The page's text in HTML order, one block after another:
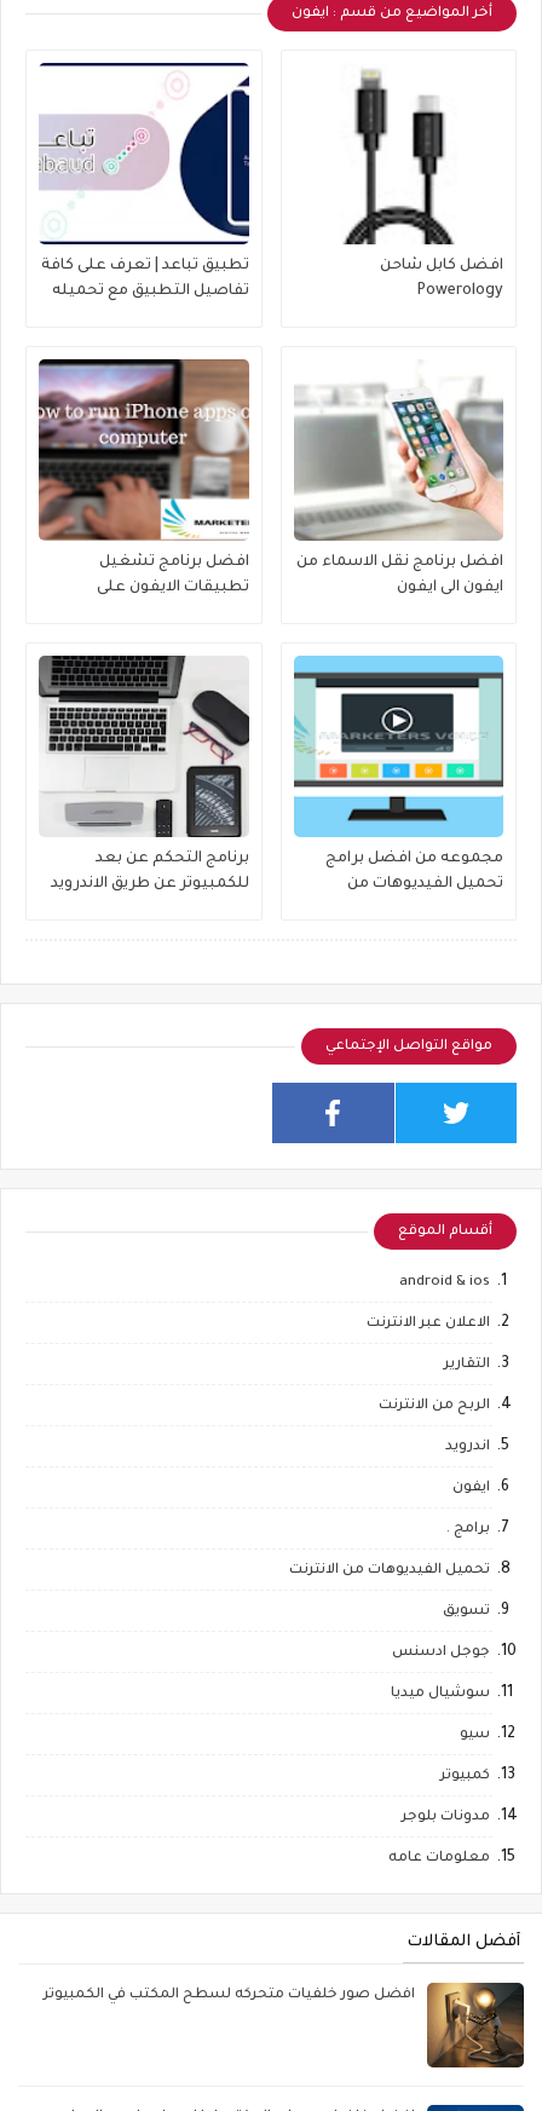
أخر المواضيع من قسم : ايفون
افضل كابل شاحن
Powerology
تطبيق تباعد | تعرف على كافة
تفاصيل التطبيق مع تحميله
افضل برنامج نقل الاسماء من
ايفون الى ايفون
افضل برنامج تشغيل
تطبيقات الايفون على
مجموعه من افضل برامج
تحميل الفيديوهات من
برنامج التحكم عن بعد
للكمبيوتر عن طريق الاندرويد
مواقع التواصل الإجتماعي
أقسام الموقع
android & ios
الاعلان عبر الانترنت
التقارير
الربح من الانترنت
اندرويد
ايفون
برامج .
تحميل الفيديوهات من الانترنت
تسويق
جوجل ادسنس
سوشيال ميديا
سيو
كمبيوتر
مدونات بلوجر
معلومات عامه
أفضل المقالات
افضل صور خلفيات متحركه لسطح المكتب في الكمبيوتر